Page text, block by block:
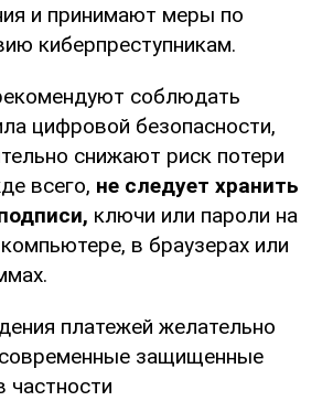
и принимают меры по
киберпреступникам.
соблюдать
цифровой безопасности,
снижают риск потери
всего, не следует хранить
ключи или пароли на
в браузерах или
платежей желательно
защищенные
частности